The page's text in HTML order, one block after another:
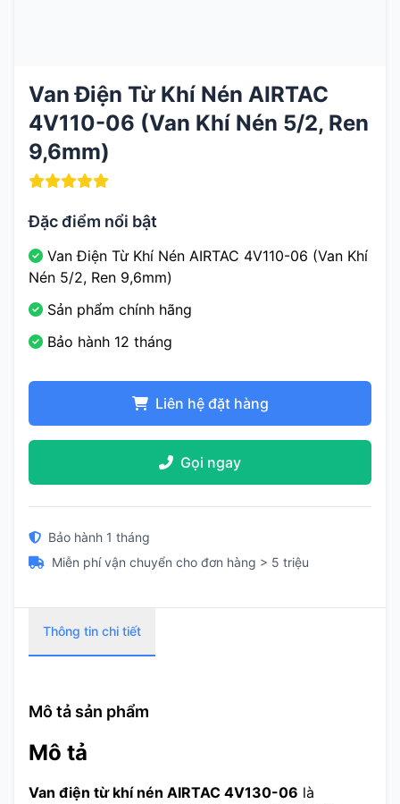
Van Điện Từ Khí Nén AIRTAC
4V110-06 (Van Khí Nén 5/2, Ren
9,6mm)
Đặc điểm nổi bật
Van Điện Từ Khí Nén AIRTAC 4V110-06 (Van Khí
Nén 5/2, Ren 9,6mm)
Sản phẩm chính hãng
Bảo hành 12 tháng
Liên hệ đặt hàng
Gọi ngay
Bảo hành 1 tháng
Miễn phí vận chuyển cho đơn hàng > 5 triệu
Thông tin chi tiết
Mô tả sản phẩm
Mô tả
Van điện từ khí nén AIRTAC 4V130-06 là